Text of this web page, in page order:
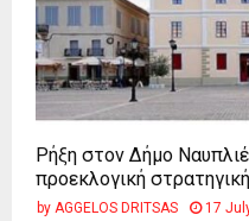
Ρήξη στον Δήμο
προεκλογική
by AGGELOS DRITSAS 17